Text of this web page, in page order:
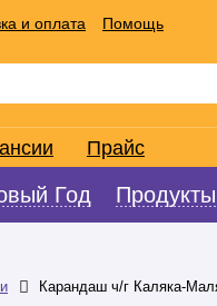
и оплата Помощь
Прайс
Год Продукты
Карандаш ч/г Каляка-